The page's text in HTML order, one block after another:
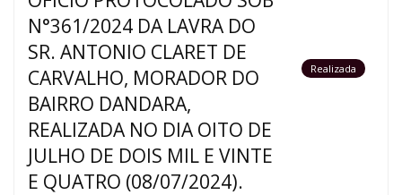
N°361/2024 DA LAVRA DO
SR. ANTONIO CLARET DE
CARVALHO, MORADOR DO
BAIRRO DANDARA,
REALIZADA NO DIA OITO DE
JULHO DE DOIS MIL E VINTE
E QUATRO (08/07/2024).
Realizada